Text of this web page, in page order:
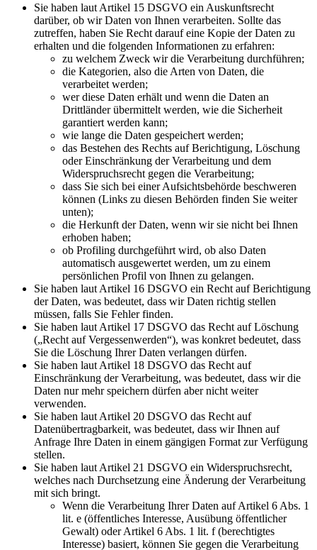
Sie haben laut Artikel 15 DSGVO ein Auskunftsrecht
darüber, ob wir Daten von Ihnen verarbeiten. Sollte das
zutreffen, haben Sie Recht darauf eine Kopie der Daten zu
erhalten und die folgenden Informationen zu erfahren:
zu welchem Zweck wir die Verarbeitung durchführen;
die Kategorien, also die Arten von Daten, die
verarbeitet werden;
wer diese Daten erhält und wenn die Daten an
Drittländer übermittelt werden, wie die Sicherheit
garantiert werden kann;
wie lange die Daten gespeichert werden;
das Bestehen des Rechts auf Berichtigung, Löschung
oder Einschränkung der Verarbeitung und dem
Widerspruchsrecht gegen die Verarbeitung;
dass Sie sich bei einer Aufsichtsbehörde beschweren
können (Links zu diesen Behörden finden Sie weiter
unten);
die Herkunft der Daten, wenn wir sie nicht bei Ihnen
erhoben haben;
ob Profiling durchgeführt wird, ob also Daten
automatisch ausgewertet werden, um zu einem
persönlichen Profil von Ihnen zu gelangen.
Sie haben laut Artikel 16 DSGVO ein Recht auf Berichtigung
der Daten, was bedeutet, dass wir Daten richtig stellen
müssen, falls Sie Fehler finden.
Sie haben laut Artikel 17 DSGVO das Recht auf Löschung
(„Recht auf Vergessenwerden“), was konkret bedeutet, dass
Sie die Löschung Ihrer Daten verlangen dürfen.
Sie haben laut Artikel 18 DSGVO das Recht auf
Einschränkung der Verarbeitung, was bedeutet, dass wir die
Daten nur mehr speichern dürfen aber nicht weiter
verwenden.
Sie haben laut Artikel 20 DSGVO das Recht auf
Datenübertragbarkeit, was bedeutet, dass wir Ihnen auf
Anfrage Ihre Daten in einem gängigen Format zur Verfügung
stellen.
Sie haben laut Artikel 21 DSGVO ein Widerspruchsrecht,
welches nach Durchsetzung eine Änderung der Verarbeitung
mit sich bringt.
Wenn die Verarbeitung Ihrer Daten auf Artikel 6 Abs. 1
lit. e (öffentliches Interesse, Ausübung öffentlicher
Gewalt) oder Artikel 6 Abs. 1 lit. f (berechtigtes
Interesse) basiert, können Sie gegen die Verarbeitung